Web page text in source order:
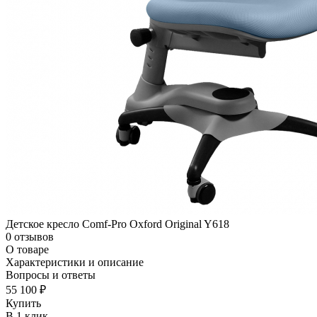
Детское кресло Comf-Pro Oxford Original Y618
0 отзывов
О товаре
Характеристики и описание
Вопросы и ответы
55 100 ₽
Купить